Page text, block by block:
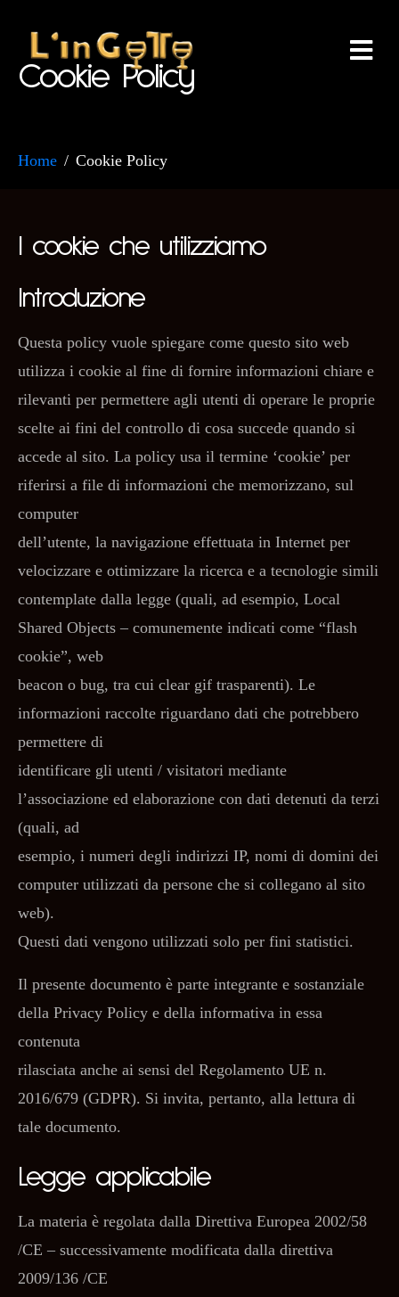
Cookie Policy
Home Cookie Policy
I cookie che utilizziamo
Introduzione
Questa policy vuole spiegare come questo sito web
utilizza i cookie al fine di fornire informazioni chiare e
rilevanti per permettere agli utenti di operare le proprie
scelte ai fini del controllo di cosa succede quando si
accede al sito. La policy usa il termine ‘cookie’ per
riferirsi a file di informazioni che memorizzano, sul
computer
dell’utente, la navigazione effettuata in Internet per
velocizzare e ottimizzare la ricerca e a tecnologie simili
contemplate dalla legge (quali, ad esempio, Local
Shared Objects – comunemente indicati come “flash
cookie”, web
beacon o bug, tra cui clear gif trasparenti). Le
informazioni raccolte riguardano dati che potrebbero
permettere di
identificare gli utenti / visitatori mediante
l’associazione ed elaborazione con dati detenuti da terzi
(quali, ad
esempio, i numeri degli indirizzi IP, nomi di domini dei
computer utilizzati da persone che si collegano al sito
web).
Questi dati vengono utilizzati solo per fini statistici.
Il presente documento è parte integrante e sostanziale
della Privacy Policy e della informativa in essa
contenuta
rilasciata anche ai sensi del Regolamento UE n.
2016/679 (GDPR). Si invita, pertanto, alla lettura di
tale documento.
Legge applicabile
La materia è regolata dalla Direttiva Europea 2002/58
/CE – successivamente modificata dalla direttiva
2009/136 /CE